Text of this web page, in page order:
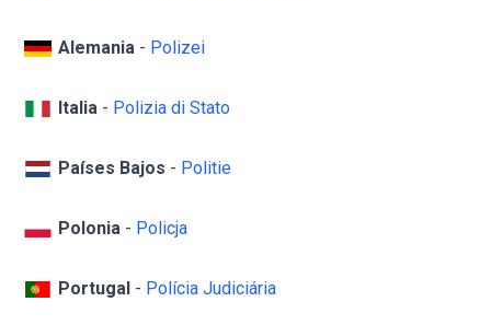
Alemania - Polizei
Italia - Polizia di Stato
Países Bajos - Politie
Polonia - Policja
Portugal - Polícia Judiciária